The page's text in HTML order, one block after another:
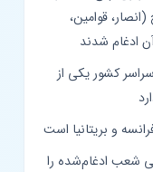
قوامین،
شدند
در سراسر کشور یکی از
و بریتانیا است
ادغام‌شده را